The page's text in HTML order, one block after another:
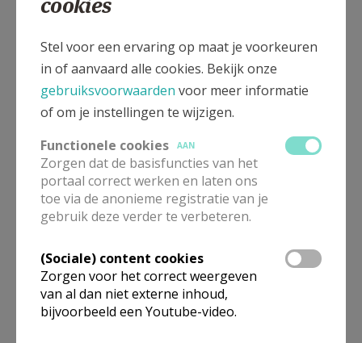
Vrijwilliger worden?
Misdienaars
Koren
Stel voor een ervaring op maat je voorkeuren
in of aanvaard alle cookies. Bekijk onze
gebruiksvoorwaarden voor meer informatie
of om je instellingen te wijzigen.
Functionele cookies
AAN
Zorgen dat de basisfuncties van het
portaal correct werken en laten ons
toe via de anonieme registratie van je
gebruik deze verder te verbeteren.
(Sociale) content cookies
Zorgen voor het correct weergeven
van al dan niet externe inhoud,
bijvoorbeeld een Youtube-video.